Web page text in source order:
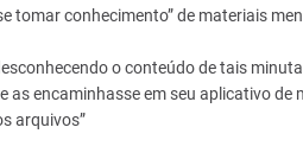
tomar conhecimento” de materiais
o conteúdo de tais
as encaminhasse em seu aplicativo
arquivos”